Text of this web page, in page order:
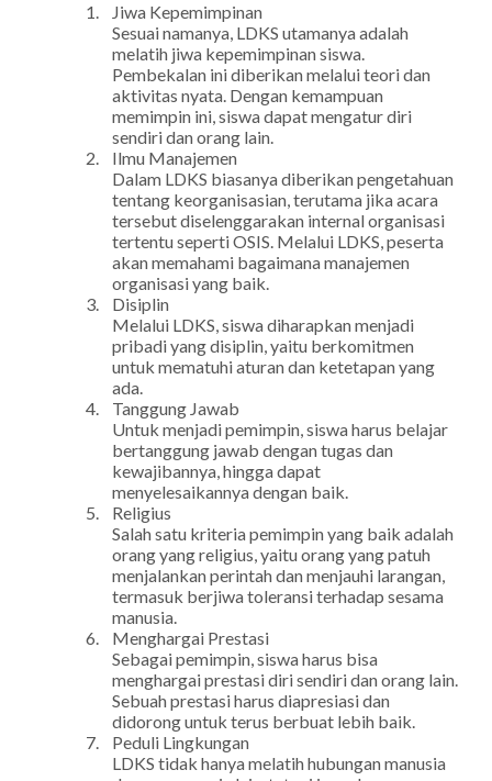
1.
Jiwa Kepemimpinan
Sesuai namanya, LDKS utamanya adalah
melatih jiwa kepemimpinan siswa.
Pembekalan ini diberikan melalui teori dan
aktivitas nyata. Dengan kemampuan
memimpin ini, siswa dapat mengatur diri
sendiri dan orang lain.
2.
Ilmu Manajemen
Dalam LDKS biasanya diberikan pengetahuan
tentang keorganisasian, terutama jika acara
tersebut diselenggarakan internal organisasi
tertentu seperti OSIS. Melalui LDKS, peserta
akan memahami bagaimana manajemen
organisasi yang baik.
3.
Disiplin
Melalui LDKS, siswa diharapkan menjadi
pribadi yang disiplin, yaitu berkomitmen
untuk mematuhi aturan dan ketetapan yang
ada.
4.
Tanggung Jawab
Untuk menjadi pemimpin, siswa harus belajar
bertanggung jawab dengan tugas dan
kewajibannya, hingga dapat
menyelesaikannya dengan baik.
5.
Religius
Salah satu kriteria pemimpin yang baik adalah
orang yang religius, yaitu orang yang patuh
menjalankan perintah dan menjauhi larangan,
termasuk berjiwa toleransi terhadap sesama
manusia.
6.
Menghargai Prestasi
Sebagai pemimpin, siswa harus bisa
menghargai prestasi diri sendiri dan orang lain.
Sebuah prestasi harus diapresiasi dan
didorong untuk terus berbuat lebih baik.
7.
Peduli Lingkungan
LDKS tidak hanya melatih hubungan manusia